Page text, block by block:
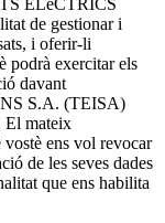
ELèCTRICS
de gestionar i
i oferir-li
podrà exercitar els
davant
S.A. (TEISA)
El mateix
vostè ens vol revocar
de les seves dades
que ens habilita